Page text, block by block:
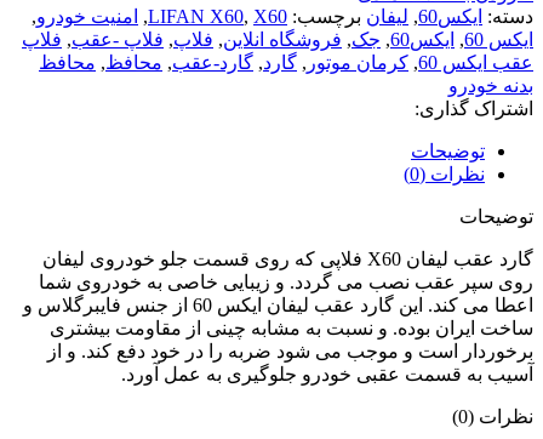
دسته: ایکس60 , لیفان برچسب: LIFAN X60, X60
, امنیت خودرو,
ایکس 60
, ایکس60 , جک, فروشگاه انلاین, فلاپ, فلاپ -عقب, فلاپ
عقب ایکس 60
, کرمان موتور , گارد, گارد-عقب, محافظ, محافظ
بدنه خودرو
اشتراک گذاری:
توضیحات
نظرات (0)
توضیحات
گارد عقب لیفان X60 فلاپی که روی قسمت جلو خودروی لیفان
روی سپر عقب نصب می گردد. و زیبایی خاصی به خودروی شما
اعطا می کند. این گارد عقب لیفان ایکس 60 از جنس فایبرگلاس و
ساخت ایران بوده. و نسبت به مشابه چینی از مقاومت بیشتری
برخوردار است و موجب می شود ضربه را در خود دفع کند. و از
آسیب به قسمت عقبی خودرو جلوگیری به عمل آورد.
نظرات (0)